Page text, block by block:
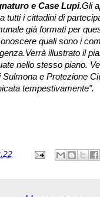
e Case Lupi.Gli
tutti i cittadini di
già formati per
quali sono i
illustrato il
nello stesso piano.
e Protezione
tempestivamente".